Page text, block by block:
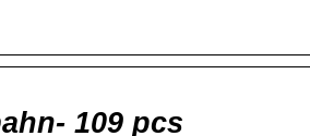
109 pcs